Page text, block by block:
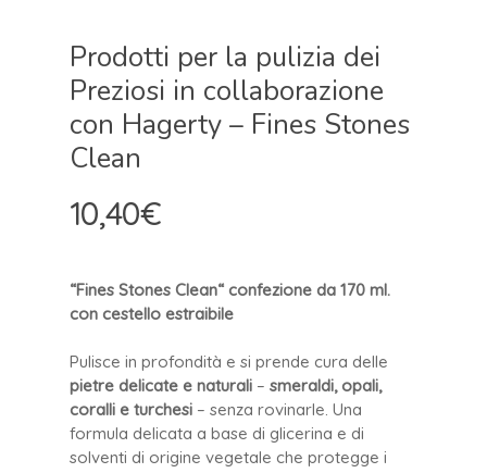
Prodotti per la pulizia dei
Preziosi in collaborazione
con Hagerty – Fines Stones
Clean
10,40€
“Fines Stones Clean“ confezione da 170 ml.
con cestello estraibile
Pulisce in profondità e si prende cura delle
pietre delicate e naturali – smeraldi, opali,
coralli e turchesi – senza rovinarle. Una
formula delicata a base di glicerina e di
solventi di origine vegetale che protegge i